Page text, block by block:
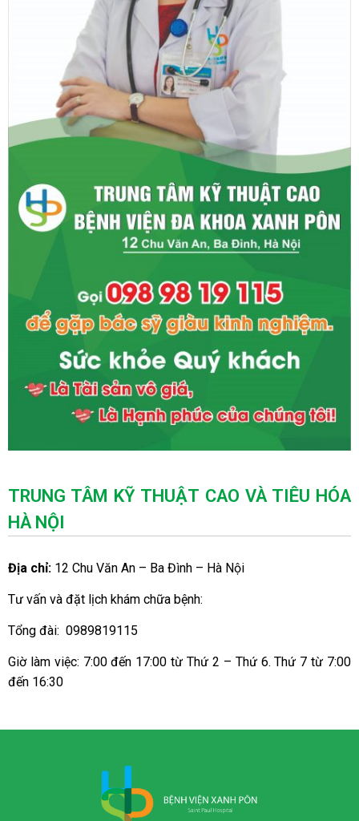
TRUNG TÂM KỸ THUẬT CAO VÀ TIÊU HÓA
HÀ NỘI
Địa chỉ: 12 Chu Văn An – Ba Đình – Hà Nội
Tư vấn và đặt lịch khám chữa bệnh:
Tổng đài: 0989819115
Giờ làm việc: 7:00 đến 17:00 từ Thứ 2 – Thứ 6. Thứ 7 từ 7:00
đến 16:30